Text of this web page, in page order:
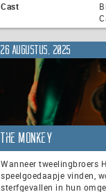
Cast
26 augustus, 2025
The Monkey
Wanneer tweelingbroers
speelgoedaapje vinden,
sterfgevallen in hun